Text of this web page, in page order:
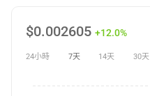
$0.002605 +12.0%
24小時 7天 14天 30天